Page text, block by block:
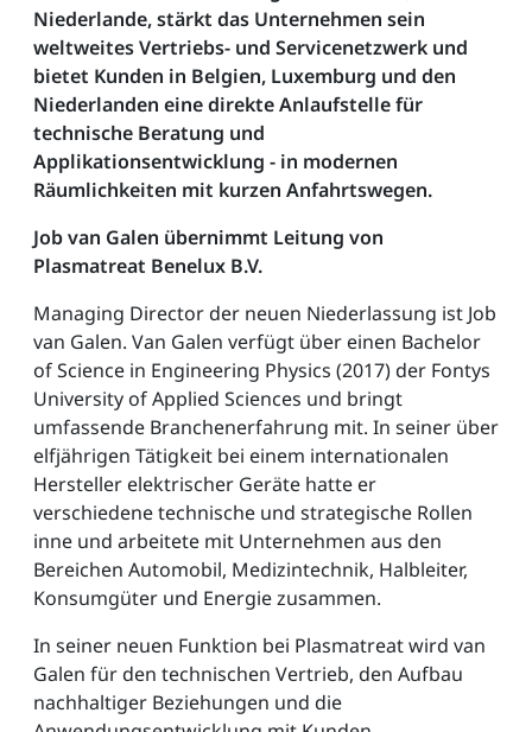
Niederlande, stärkt das Unternehmen sein
weltweites Vertriebs- und Servicenetzwerk und
bietet Kunden in Belgien, Luxemburg und den
Niederlanden eine direkte Anlaufstelle für
technische Beratung und
Applikationsentwicklung - in modernen
Räumlichkeiten mit kurzen Anfahrtswegen.
Job van Galen übernimmt Leitung von
Plasmatreat Benelux B.V.
Managing Director der neuen Niederlassung ist Job
van Galen. Van Galen verfügt über einen Bachelor
of Science in Engineering Physics (2017) der Fontys
University of Applied Sciences und bringt
umfassende Branchenerfahrung mit. In seiner über
elfjährigen Tätigkeit bei einem internationalen
Hersteller elektrischer Geräte hatte er
verschiedene technische und strategische Rollen
inne und arbeitete mit Unternehmen aus den
Bereichen Automobil, Medizintechnik, Halbleiter,
Konsumgüter und Energie zusammen.
In seiner neuen Funktion bei Plasmatreat wird van
Galen für den technischen Vertrieb, den Aufbau
nachhaltiger Beziehungen und die